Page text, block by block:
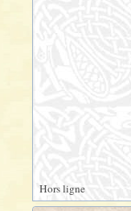
Hors ligne